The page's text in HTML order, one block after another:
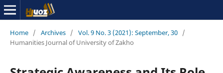
Home / Archives / Vol. 9 No. 3 (2021): September, 30 /
Humanities Journal of University of Zakho